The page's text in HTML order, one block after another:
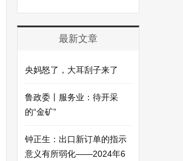
最新文章
央妈怒了，大耳刮子来了
鲁政委丨服务业：待开采
的“金矿”
钟正生：出口新订单的指示
意义有所弱化——2024年6